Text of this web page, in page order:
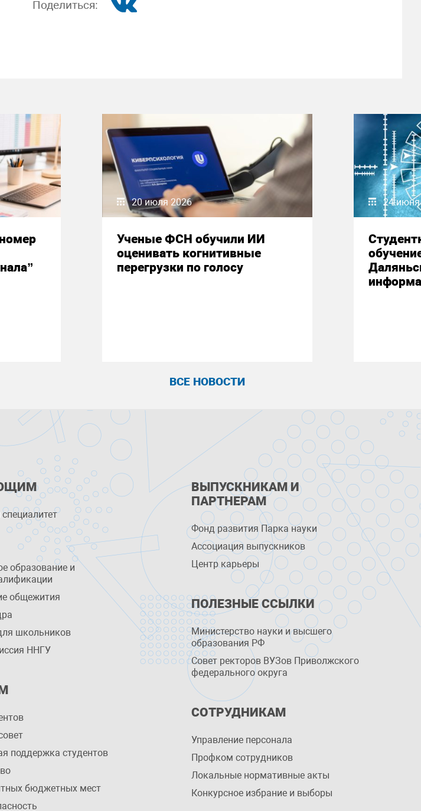
Поделиться:
20 июля 2026
Ученые ФСН обучили ИИ
оценивать когнитивные
перегрузки по голосу
24
ВСЕ НОВОСТИ
образование и
общежития
школьников
ННГУ
поддержка студентов
бюджетных мест
ВЫПУСКНИКАМ И
ПАРТНЕРАМ
Фонд развития Парка науки
Ассоциация выпускников
Центр карьеры
ПОЛЕЗНЫЕ ССЫЛКИ
Министерство науки и высшего
образования РФ
Совет ректоров ВУЗов Приволжского
федерального округа
СОТРУДНИКАМ
Управление персоналa
Профком сотрудников
Локальные нормативные акты
Конкурсное избрание и выборы